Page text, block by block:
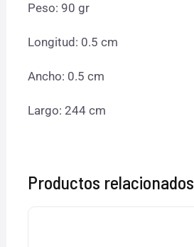
Peso: 90 gr
Longitud: 0.5 cm
Ancho: 0.5 cm
Largo: 244 cm
Productos relacionados